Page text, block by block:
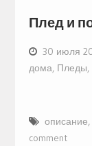
Плед и
30 июля
дома, Пледы,
описание,
comment